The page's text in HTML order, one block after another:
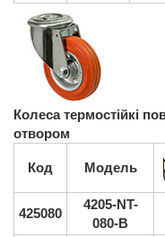
Колеса термостійкі
отвором
Код Модель
425080
4205-NT-
080-B